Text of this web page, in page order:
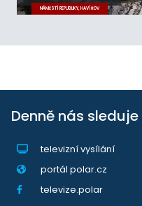
NÁMĚSTÍ REPUBLIKY, HAVÍŘOV
Denně nás sleduje
televizní vysílání
portál polar.cz
televize.polar